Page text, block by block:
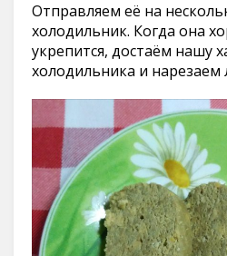
Отправляем её на
холодильник. Когда она
укрепится, достаём нашу
холодильника и нарезаем